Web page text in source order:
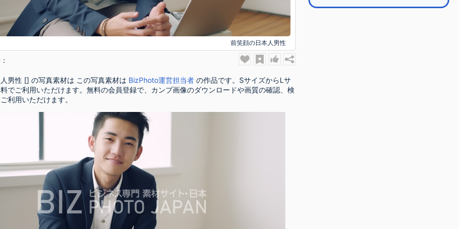
前笑顔の日本人男性
男性 [] の写真素材は この写真素材は BizPhoto運営担当者 の作品です。SサイズからLサ
でご利用いただけます。無料の会員登録で、カンプ画像のダウンロードや画質の確認、検
利用いただけます。